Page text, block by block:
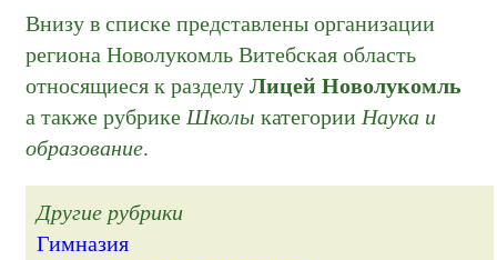
Внизу в списке представлены организации
региона Новолукомль Витебская область
относящиеся к разделуЛицей Новолукомль
а также рубрике Школы категории Наука и
образование.
Другие рубрики
Гимназия